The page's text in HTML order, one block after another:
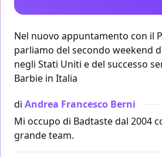
Nel nuovo appuntamento con il
parliamo del secondo weekend
negli Stati Uniti e del successo
Barbie in Italia
di Andrea Francesco Berni
Mi occupo di Badtaste dal 2004
grande team.